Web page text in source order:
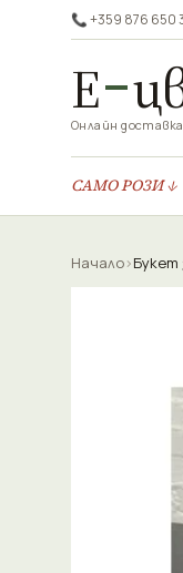
📞 +359 876 650
Е
Онлайн
САМО РОЗИ ↓
Начало›Букет